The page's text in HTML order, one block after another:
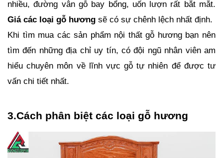
Giá các loại gỗ hương sẽ có sự chênh lệch nhất định.
Khi tìm mua các sản phẩm nội thất gỗ hương bạn nên
tìm đến những địa chỉ uy tín, có đội ngũ nhân viên am
hiểu chuyên môn về lĩnh vực gỗ tự nhiên để được tư
vấn chi tiết nhất.
3.Cách phân biệt các loại gỗ hương